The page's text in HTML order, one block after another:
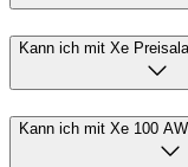
Kann ich mit Xe
Kann ich mit Xe 100